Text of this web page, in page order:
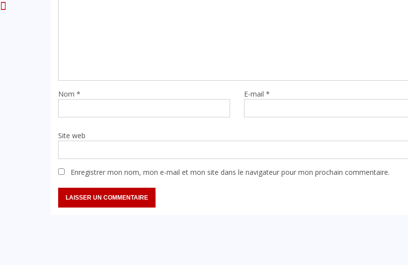
Nom * E-mail*
Site web
Enregistrer mon nom, mon e-mail et mon site dans le navigateur pour mon prochain commentaire.